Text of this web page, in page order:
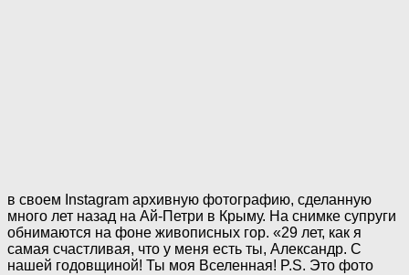
в своем Instagram архивную фотографию, сделанную
много лет назад на Ай-Петри в Крыму. На снимке супруги
обнимаются на фоне живописных гор. «29 лет, как я
самая счастливая, что у меня есть ты, Александр. С
нашей годовщиной! Ты моя Вселенная! P.S. Это фото